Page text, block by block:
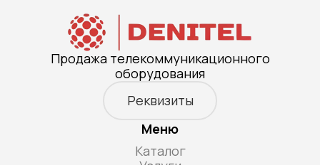
Продажа телекоммуникационного
оборудования
Реквизиты
Меню
Каталог